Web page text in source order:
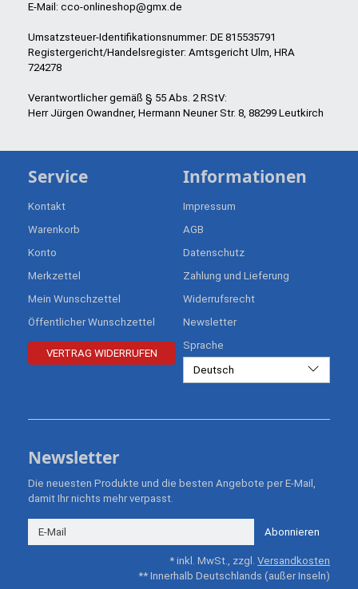
E-Mail: cco-onlineshop@gmx.de
Umsatzsteuer-Identifikationsnummer: DE 815535791
Registergericht/Handelsregister: Amtsgericht Ulm, HRA
724278
Verantwortlicher gemäß § 55 Abs. 2 RStV:
Herr Jürgen Owandner, Hermann Neuner Str. 8, 88299 Leutkirch
Service
Kontakt
Warenkorb
Konto
Merkzettel
Mein Wunschzettel
Öffentlicher Wunschzettel
VERTRAG WIDERRUFEN
Informationen
Impressum
AGB
Datenschutz
Zahlung und Lieferung
Widerrufsrecht
Newsletter
Sprache
Deutsch
Newsletter
Die neuesten Produkte und die besten Angebote per E-Mail,
damit Ihr nichts mehr verpasst.
Newsletter
Abonnieren
* inkl. MwSt., zzgl. Versandkosten
** Innerhalb Deutschlands (außer Inseln)